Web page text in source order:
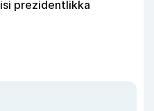
prezidentlikka